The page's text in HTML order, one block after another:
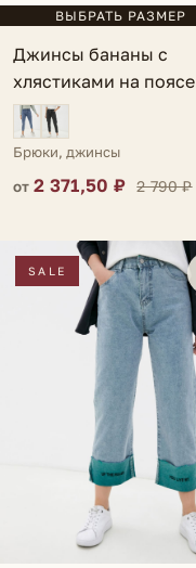
ВЫБРАТЬ РАЗМЕР
Джинсы бананы с
хлястиками на поясе
серо-голубые Acri
Брюки, джинсы
от 2 371,50 ₽ 2 790 ₽
SALE